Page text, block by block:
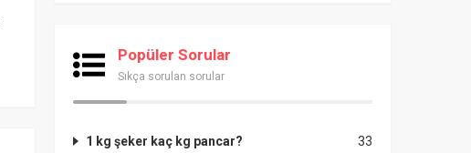
Popüler Sorular
Sıkça sorulan sorular
33
1 kg şeker kaç kg pancar?